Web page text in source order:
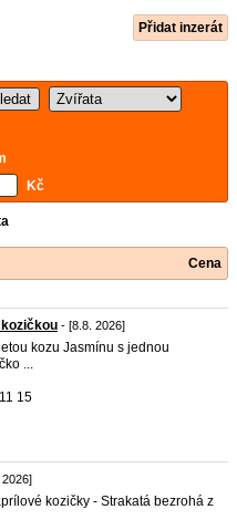
Přidat inzerát
Kč
Cena
kozičkou - [8.8. 2026]
kozu Jasmínu s jednou
...
15
kozičky - Strakatá bezrohá z